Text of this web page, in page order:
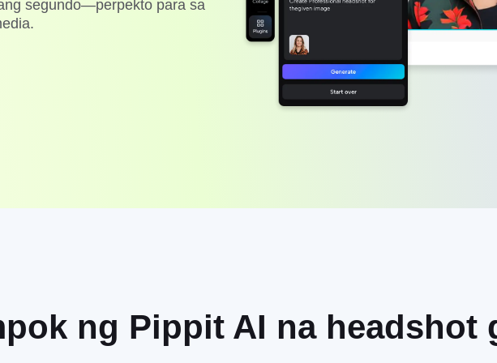
segundo—perpekto para sa
ng Pippit AI na headshot